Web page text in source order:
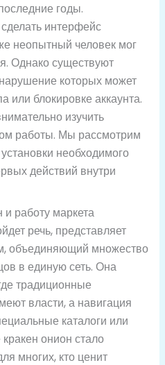
годы.
интерфейс
неопытный человек мог
Однако существуют
которых может
или блокировке аккаунта.
изучить
работы. Мы рассмотрим
необходимого
действий внутри
работу маркета
речь, представляет
объединяющий множество
в единую сеть. Она
традиционные
власти, а навигация
каталоги или
онион стало
многих, кто ценит